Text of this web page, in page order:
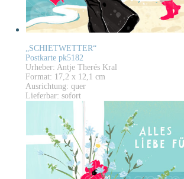
„SCHIETWETTER“
Postkarte pk5182
Urheber: Antje Therés Kral
Format: 17,2 x 12,1 cm
Ausrichtung: quer
Lieferbar: sofort